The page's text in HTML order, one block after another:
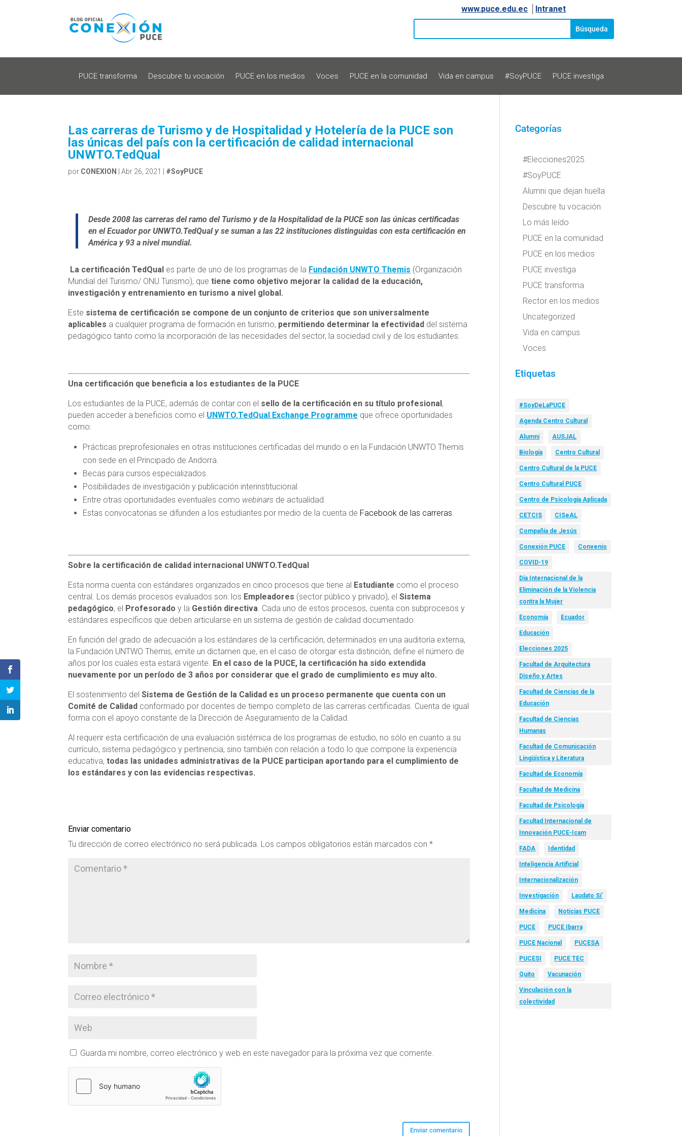
www.puce.edu.ec Intranet
PUCE transforma Descubre tu vocación PUCE en los medios Voces PUCE en la comunidad Vida en campus #SoyPUCE PUCE investiga
Las carreras de Turismo y de Hospitalidad y Hotelería de la PUCE son
las únicas del país con la certificación de calidad internacional
UNWTO.TedQual
por CONEXION |Abr 26, 2021 #SoyPUCE
Desde 2008 las carreras del ramo del Turismo y de la Hospitalidad de la PUCE son las únicas certificadas
en el Ecuador porUNWTO.TedQual y se suman a las 22 instituciones distinguidas con esta certificación en
América y 93 a nivel mundial.
La certificación TedQual es parte de uno de los programas de la Fundación UNWTO Themis (Organización
Mundial del Turismo/ ONU Turismo), quetiene como objetivo mejorar la calidad de la educación,
investigación y entrenamiento en turismo a nivel global.
Este sistema de certificación se compone de un conjunto de criterios que son universalmente
aplicables a cualquier programa de formación en turismo, permitiendo determinar la efectividad del sistema
pedagógico tanto como la incorporación de las necesidades del sector, la sociedad civil y de los estudiantes.
Una certificación que beneficia a los estudiantes de la PUCE
Los estudiantes de la PUCE, además de contar con el sello de la certificación en su título profesional ,
pueden acceder a beneficios como el UNWTO.TedQual Exchange Programme que ofrece oportunidades
como:
Prácticas preprofesionales en otras instituciones certificadas del mundo o en la Fundación UNWTO Themis
con sede en el Principado de Andorra.
Becas para cursos especializados.
Posibilidades de investigación y publicación interinstitucional.
Entre otras oportunidades eventuales como webinars de actualidad.
Estas convocatorias se difunden a los estudiantes por medio de la cuenta de Facebook de las carreras.
Sobre la certificación de calidad internacional UNWTO.TedQual
Esta norma cuenta con estándares organizados en cinco procesos que tiene al Estudiante como el proceso
central. Los demás procesos evaluados son: los Empleadores (sector público y privado), elSistema
pedagógico, el Profesorado y la Gestión directiva. Cada uno de estos procesos, cuenta con subprocesos y
estándares específicos que deben articularse en un sistema de gestión de calidad documentado.
En función del grado de adecuación a los estándares de la certificación, determinados en una auditoría externa,
la Fundación UNTWO Themis, emite un dictamen que, en el caso de otorgar esta distinción, define el número de
años por los cuales esta estará vigente. En el caso de la PUCE, la certificación ha sido extendida
nuevamente por un período de 3 años por considerar que el grado de cumplimiento es muy alto.
El sostenimiento delSistema de Gestión de la Calidad es un proceso permanente que cuenta con un
Comité de Calidad conformado por docentes de tiempo completo de las carreras certificadas. Cuenta de igual
forma con el apoyo constante de la Dirección de Aseguramiento de la Calidad.
Al requerir esta certificación de una evaluación sistémica de los programas de estudio, no sólo en cuanto a su
currículo, sistema pedagógico y pertinencia, sino también con relación a todo lo que compone la experiencia
educativa,todas las unidades administrativas de la PUCE participan aportando para el cumplimiento de
los estándares y con las evidencias respectivas.
Enviar comentario
Tu dirección de correo electrónico no será publicada. Los campos obligatorios están marcados con*
Guarda mi nombre, correo electrónico y web en este navegador para la próxima vez que comente.
Categorías
#Elecciones2025
#SoyPUCE
Alumni que dejan huella
Descubre tu vocación
Lo más leído
PUCE en la comunidad
PUCE en los medios
PUCE investiga
PUCE transforma
Rector en los medios
Uncategorized
Vida en campus
Voces
Etiquetas
#SoyDeLaPUCE
Agenda Centro Cultural
Alumni AUSJAL
Biología Centro Cultural
Centro Cultural de la PUCE
Centro Cultural PUCE
Centro de Psicología Aplicada
CETCIS CISeAL
Compañía de Jesús
Conexión PUCE Convenio
COVID-19
Día Internacional de la
Eliminación de la Violencia
contra la Mujer
Economía Ecuador
Educación
Elecciones 2025
Facultad de Arquitectura
Diseño y Artes
Facultad de Ciencias de la
Educación
Facultad de Ciencias
Humanas
Facultad de Comunicación
Lingüística y Literatura
Facultad de Economía
Facultad de Medicina
Facultad de Psicología
Facultad Internacional de
Innovación PUCE-Icam
FADA Identidad
Inteligencia Artificial
Internacionalización
Investigación Laudato Si’
Medicina Noticias PUCE
PUCE PUCE Ibarra
PUCE Nacional PUCESA
PUCESI PUCE TEC
Quito Vacunación
Vinculación con la
colectividad